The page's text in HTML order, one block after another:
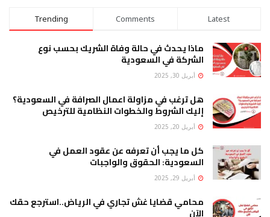
Trending Comments Latest
ماذا يحدث في حالة وفاة الشريك بحسب نوع
الشركة في السعودية
أبريل 30, 2025
هل ترغب في مزاولة اعمال الصرافة في السعودية؟
إليك الشروط والخطوات النظامية للترخيص
أبريل 20, 2025
كل ما يجب أن تعرفه عن عقود العمل في
السعودية: الحقوق والواجبات
أبريل 29, 2025
محامي قضايا غش تجاري في الرياض..استرجع حقك
الآن